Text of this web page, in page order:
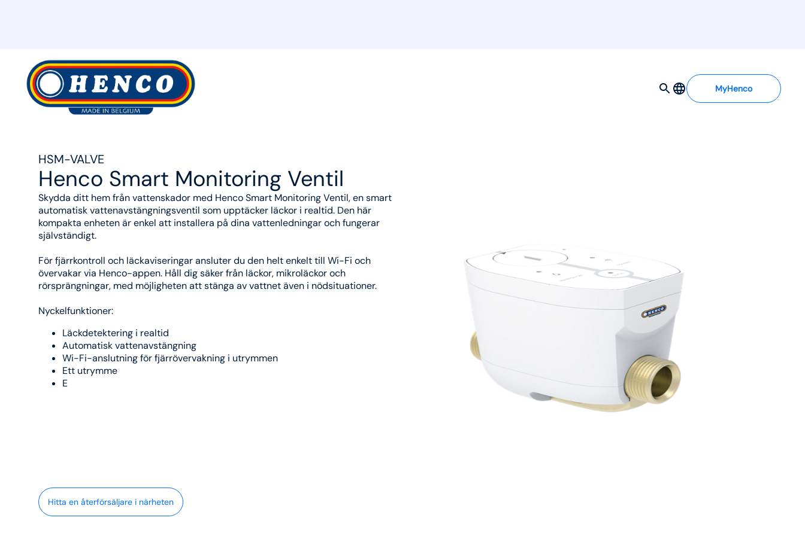
MyHenco
HSM-VALVE
Henco Smart Monitoring Ventil
Skydda ditt hem från vattenskador med Henco Smart Monitoring Ventil, en smart
automatisk vattenavstängningsventil som upptäcker läckor i realtid. Den här
kompakta enheten är enkel att installera på dina vattenledningar och fungerar
självständigt.
För fjärrkontroll och läckaviseringar ansluter du den helt enkelt till Wi-Fi och
övervakar via Henco-appen. Håll dig säker från läckor, mikroläckor och
rörsprängningar, med möjligheten att stänga av vattnet även i nödsituationer.
Nyckelfunktioner:
Läckdetektering i realtid
Automatisk vattenavstängning
Wi-Fi-anslutning för fjärrövervakning i utrymmen
Ett utrymme
E
Hitta en återförsäljare i närheten